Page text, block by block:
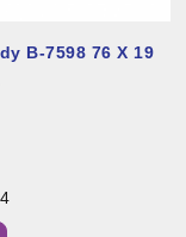
B-7598 76 X 19